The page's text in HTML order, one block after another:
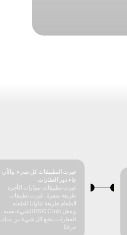
غيرت التطبيقات كل شيء. والآن
جاء دور العقارات
غيرت تطبيقات سيارات الأجرة
طريقة سفرنا. غيرت تطبيقات
الطعام طريقة تناولنا للطعام.
ويفعل BSO Club الشيء نفسه
للعقارات، يضع كل شيء بين يديك،
حرفيًا.